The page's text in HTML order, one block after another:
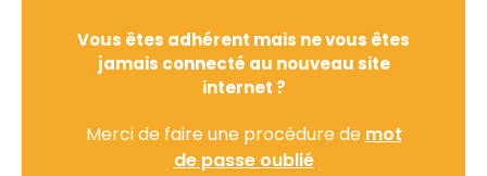
Vous êtes adhérent mais ne vous êtes
jamais connecté au nouveau site
internet ?
Merci de faire une procédure de mot
de passe oublié